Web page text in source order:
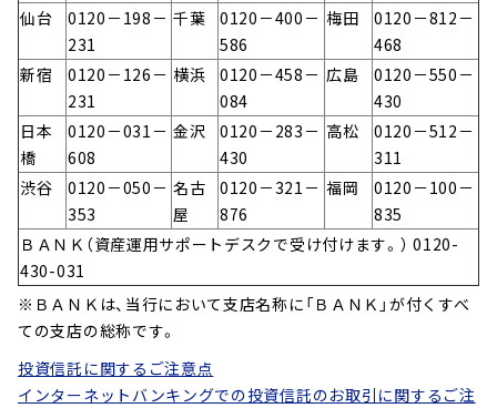
仙台
0120－198－
231
千葉
0120－400－
586
梅田
0120－812－
468
新宿
0120－126－
231
横浜
0120－458－
084
広島
0120－550－
430
日本
橋
0120－031－
608
金沢
0120－283－
430
高松
0120－512－
311
渋谷
0120－050－
353
名古
屋
0120－321－
876
福岡
0120－100－
835
ＢＡＮＫ（資産運用サポートデスクで受け付けます。） 0120-
430-031
※ＢＡＮＫは、当行において支店名称に「ＢＡＮＫ」が付くすべ
ての支店の総称です。
投資信託に関するご注意点
インターネットバンキングでの投資信託のお取引に関するご注